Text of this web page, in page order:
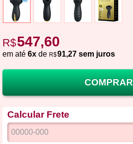
R$547,60
em até 6x de R$91,27 sem juros
COMPRAR
Calcular Frete